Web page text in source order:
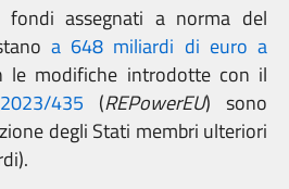
assegnati a norma del
a 648 miliardi di euro a
le modifiche introdotte con il
435 (REPowerEU) sono
degli Stati membri ulteriori